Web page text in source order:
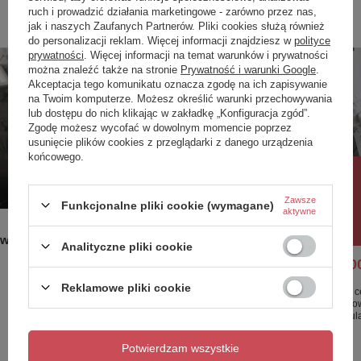
Poprzedni z tej kategorii
WASHINGTON Miska WC do
zbiornika zawiesz. 58x36 cm biały
połysk
1 986,00 zł
108 cm
3
Najniższa
przed
Cena
Następny z tej kategorii
ruch i prowadzić działania marketingowe - zarówno przez nas,
jak i naszych Zaufanych Partnerów. Pliki cookies służą również
do personalizacji reklam. Więcej informacji znajdziesz w polityce
prywatności . Więcej informacji na temat warunków i prywatności
można znaleźć także na stronie Prywatność i warunki Google
Akceptacja tego komunikatu oznacza zgodę na ich zapisywanie
na Twoim komputerze. Możesz określić warunki przechowywania
lub dostępu do nich klikając w zakładkę „Konfiguracja zgód”.
Zgodę możesz wycofać w dowolnym momencie poprzez
usunięcie plików cookies z przeglądarki z danego urządzenia
końcowego.
Funkcjonalne pliki cookie (wymagane)
Zawsze
aktywne
Analityczne pliki cookie
Reklamowe pliki cookie
Potwierdzam wszystkie